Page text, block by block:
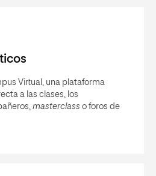
Virtual, una plataforma
a las clases, los
masterclass o foros de